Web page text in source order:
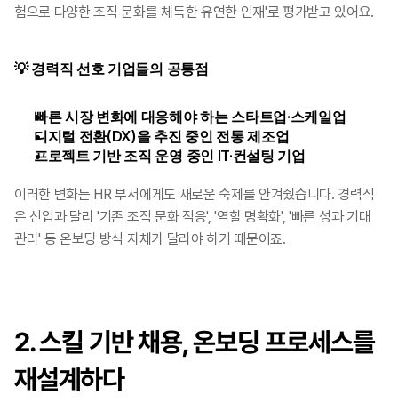
험으로 다양한 조직 문화를 체득한 유연한 인재'로 평가받고 있어요.
💡 경력직 선호 기업들의 공통점
빠른 시장 변화에 대응해야 하는 스타트업·스케일업
디지털 전환(DX)을 추진 중인 전통 제조업
프로젝트 기반 조직 운영 중인 IT·컨설팅 기업
이러한 변화는 HR 부서에게도 새로운 숙제를 안겨줬습니다. 경력직
은 신입과 달리 '기존 조직 문화 적응', '역할 명확화', '빠른 성과 기대
관리' 등 온보딩 방식 자체가 달라야 하기 때문이죠.
2. 스킬 기반 채용, 온보딩 프로세스를
재설계하다